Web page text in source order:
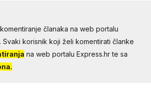
članaka na web portalu
korisnik koji želi komentirati članke
na web portalu Express.hr te sa